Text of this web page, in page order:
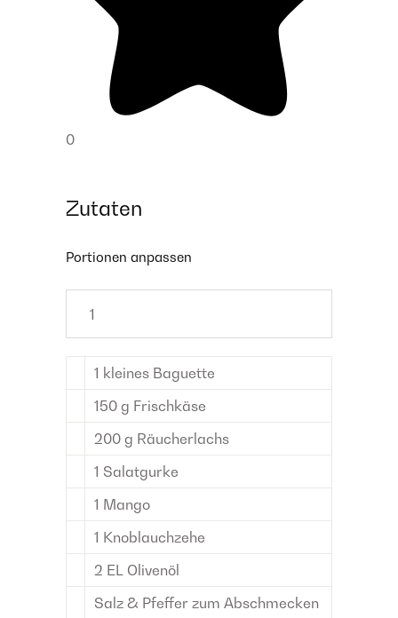
0
Zutaten
Portionen anpassen
1 kleines Baguette
150 g Frischkäse
200 g Räucherlachs
1 Salatgurke
1 Mango
1 Knoblauchzehe
2 EL Olivenöl
Salz & Pfeffer zum Abschmecken